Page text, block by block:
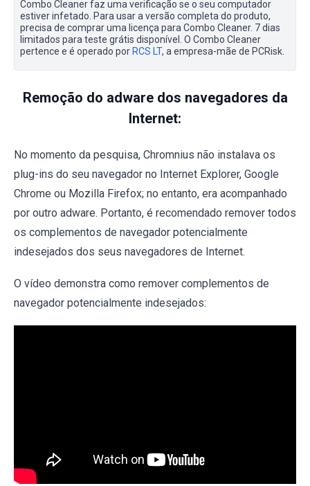
Combo Cleaner faz uma verificação se o seu computador
estiver infetado. Para usar a versão completa do produto,
precisa de comprar uma licença para Combo Cleaner. 7 dias
limitados para teste grátis disponível. O Combo Cleaner
pertence e é operado por RCS LT, a empresa-mãe de PCRisk.
Remoção do adware dos navegadores da
Internet:
No momento da pesquisa, Chromnius não instalava os
plug-ins do seu navegador no Internet Explorer, Google
Chrome ou Mozilla Firefox; no entanto, era acompanhado
por outro adware. Portanto, é recomendado remover todos
os complementos de navegador potencialmente
indesejados dos seus navegadores de Internet.
O vídeo demonstra como remover complementos de
navegador potencialmente indesejados: